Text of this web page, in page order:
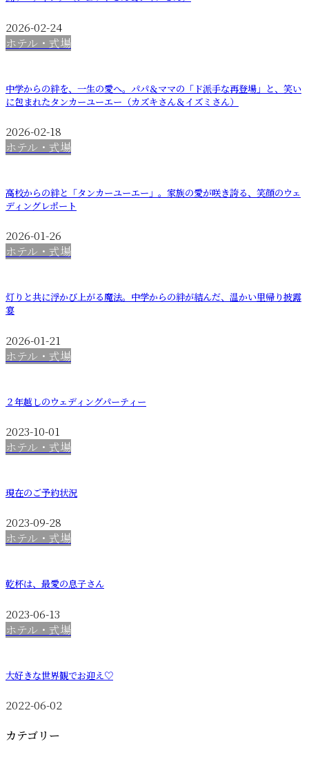
2026-02-24
ホテル・式場
中学からの絆を、一生の愛へ。パパ＆ママの「ド派手な再登場」と、笑い
に包まれたタンカーユーエー（カズキさん＆イズミさん）
2026-02-18
ホテル・式場
高校からの絆と「タンカーユーエー」。家族の愛が咲き誇る、笑顔のウェ
ディングレポート
2026-01-26
ホテル・式場
灯りと共に浮かび上がる魔法。中学からの絆が結んだ、温かい里帰り披露
宴
2026-01-21
ホテル・式場
２年越しのウェディングパーティー
2023-10-01
ホテル・式場
現在のご予約状況
2023-09-28
ホテル・式場
乾杯は、最愛の息子さん
2023-06-13
ホテル・式場
大好きな世界観でお迎え♡
2022-06-02
カテゴリー